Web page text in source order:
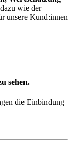
wie der
unsere Kund:innen
sehen.
die Einbindung